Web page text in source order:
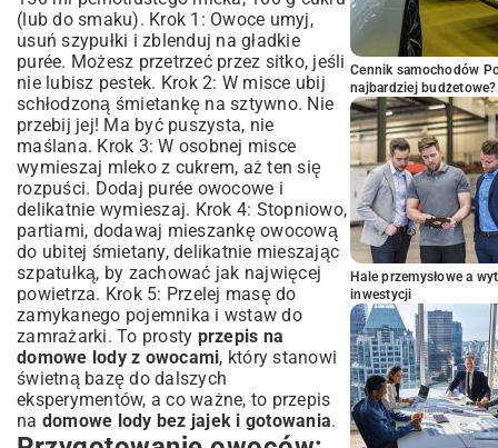
(lub do smaku). Krok 1: Owoce umyj,
usuń szypułki i zblenduj na gładkie
purée. Możesz przetrzeć przez sitko, jeśli
nie lubisz pestek. Krok 2: W misce ubij
schłodzoną śmietankę na sztywno. Nie
przebij jej! Ma być puszysta, nie
maślana. Krok 3: W osobnej misce
wymieszaj mleko z cukrem, aż ten się
rozpuści. Dodaj purée owocowe i
delikatnie wymieszaj. Krok 4: Stopniowo,
partiami, dodawaj mieszankę owocową
do ubitej śmietany, delikatnie mieszając
szpatułką, by zachować jak najwięcej
powietrza. Krok 5: Przelej masę do
zamykanego pojemnika i wstaw do
zamrażarki. To prosty przepis na
domowe lody z owocami, który stanowi
świetną bazę do dalszych
eksperymentów, a co ważne, to przepis
na domowe lody bez jajek i gotowania.
Cennik samochodów
najbardziej budżetowe?
Hale przemysłowe a
inwestycji